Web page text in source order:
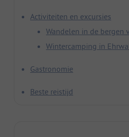
Activiteiten en excursies
Wandelen in de bergen
Wintercamping in
Gastronomie
Beste reistijd